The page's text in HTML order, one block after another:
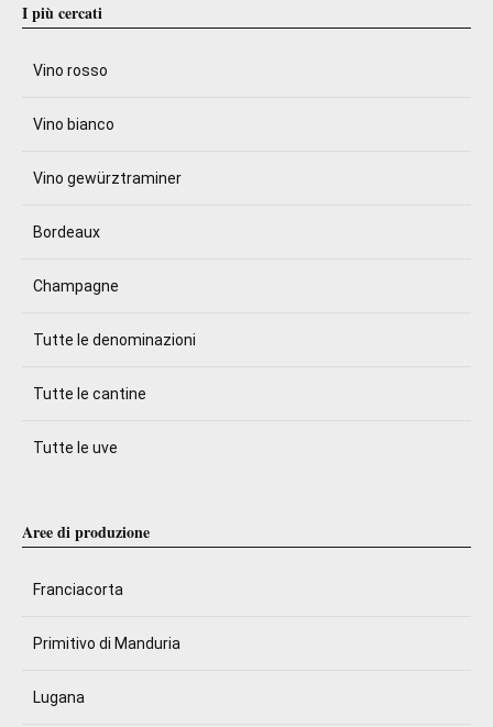
I più cercati
Vino rosso
Vino bianco
Vino gewürztraminer
Bordeaux
Champagne
Tutte le denominazioni
Tutte le cantine
Tutte le uve
Aree di produzione
Franciacorta
Primitivo di Manduria
Lugana